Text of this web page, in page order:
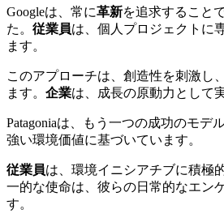
Googleは、常に革新を追求すること
た。 従業員は、個人プロジェクトに
ます。
このアプローチは、創造性を刺激し
ます。 企業は、成長の原動力として
Patagoniaは、もう一つの成功のモデ
強い環境価値に基づいています。
従業員は、環境イニシアチブに積極
一的な使命は、彼らの日常的なエン
す。